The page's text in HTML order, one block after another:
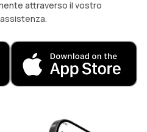
attraverso il vostro